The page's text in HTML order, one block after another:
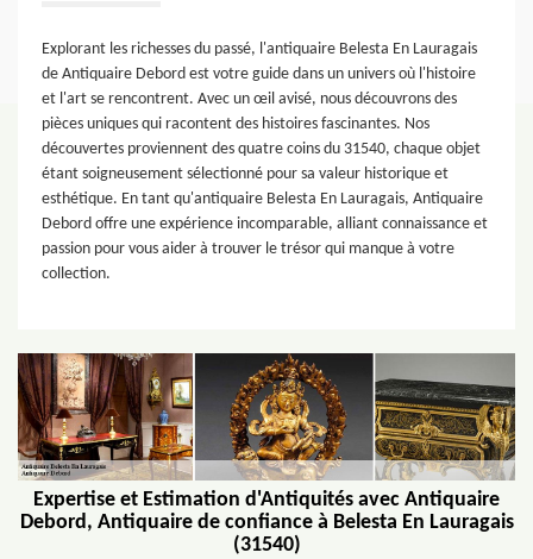
Explorant les richesses du passé, l'antiquaire Belesta En Lauragais
de Antiquaire Debord est votre guide dans un univers où l'histoire
et l'art se rencontrent. Avec un œil avisé, nous découvrons des
pièces uniques qui racontent des histoires fascinantes. Nos
découvertes proviennent des quatre coins du 31540, chaque objet
étant soigneusement sélectionné pour sa valeur historique et
esthétique. En tant qu'antiquaire Belesta En Lauragais, Antiquaire
Debord offre une expérience incomparable, alliant connaissance et
passion pour vous aider à trouver le trésor qui manque à votre
collection.
Expertise et Estimation d'Antiquités avec Antiquaire
Debord, Antiquaire de confiance à Belesta En Lauragais
(31540)